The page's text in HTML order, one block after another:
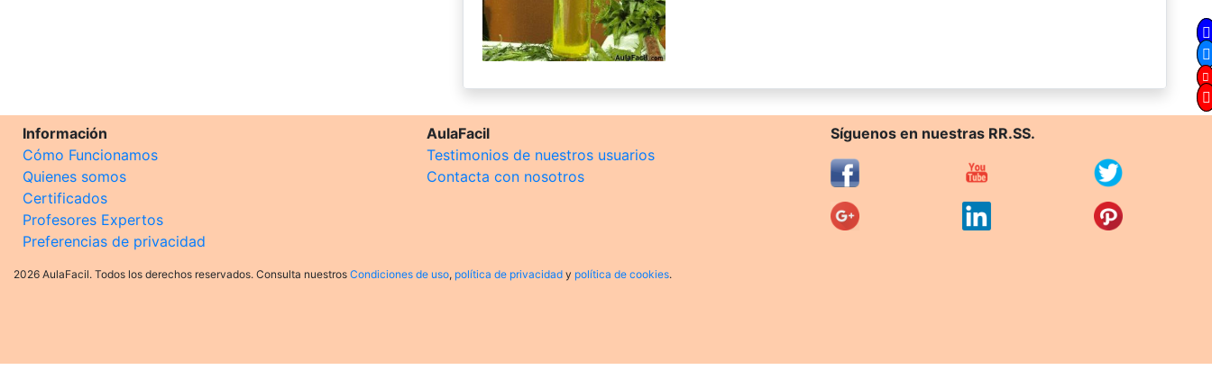
Información
Cómo Funcionamos
Quienes somos
Certificados
Profesores Expertos
Preferencias de privacidad
AulaFacil
Testimonios de nuestros usuarios
Contacta con nosotros
Síguenos en nuestras RR.SS.
2026 AulaFacil. Todos los derechos reservados. Consulta nuestros Condiciones de uso, política de privacidad y política de cookies.